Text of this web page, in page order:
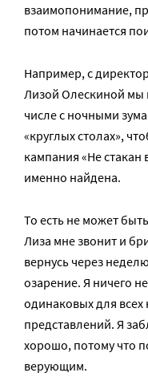
взаимопонимание,
потом начинается
Например, с
Лизой Олескиной мы
числе с ночными
«круглых столах»,
кампания «Не
именно найдена.
То есть не может
Лиза мне звонит и
вернусь через
озарение. Я ничего
одинаковых для всех
представлений. Я
хорошо, потому что
верующим.